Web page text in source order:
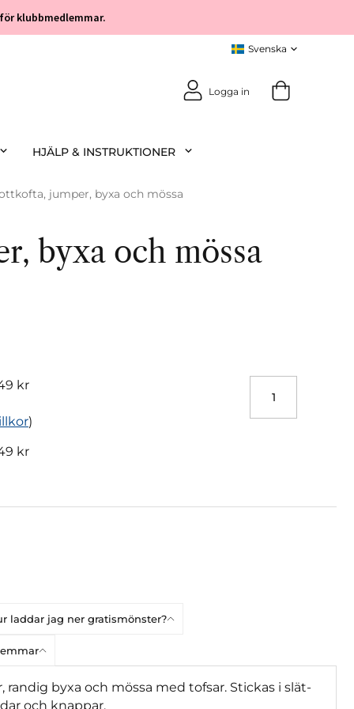
klubbmedlemmar.
Logga in
HJÄLP & INSTRUKTIONER
jumper, byxa och mössa
byxa och mössa
kr
)
kr
laddar jag ner gratismönster?
byxa och mössa med tofsar. Stickas i slät-
och knappar.